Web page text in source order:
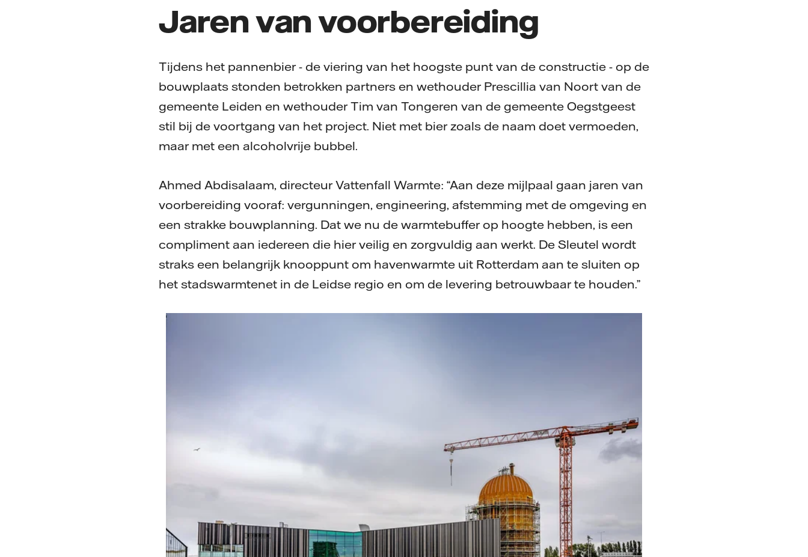
Jaren van voorbereiding
Tijdens het pannenbier - de viering van het hoogste punt van de constructie - op de
bouwplaats stonden betrokken partners en wethouder Prescillia van Noort van de
gemeente Leiden en wethouder Tim van Tongeren van de gemeente Oegstgeest
stil bij de voortgang van het project. Niet met bier zoals de naam doet vermoeden,
maar met een alcoholvrije bubbel.
Ahmed Abdisalaam, directeur Vattenfall Warmte: “Aan deze mijlpaal gaan jaren van
voorbereiding vooraf: vergunningen, engineering, afstemming met de omgeving en
een strakke bouwplanning. Dat we nu de warmtebuffer op hoogte hebben, is een
compliment aan iedereen die hier veilig en zorgvuldig aan werkt. De Sleutel wordt
straks een belangrijk knooppunt om havenwarmte uit Rotterdam aan te sluiten op
het stadswarmtenet in de Leidse regio en om de levering betrouwbaar te houden.”